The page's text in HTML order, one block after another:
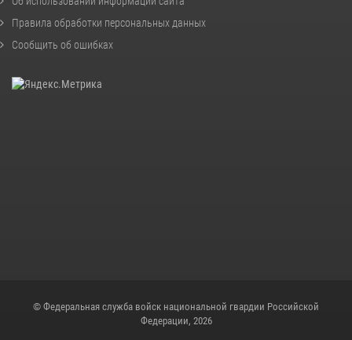
Правила обработки персональных данных
Сообщить об ошибках
© Федеральная служба войск национальной гвардии Российской
Федерации, 2026